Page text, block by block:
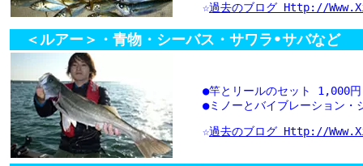
☆過去のブログ Http://
＜ルアー＞・青物・シーバス・サワラ•サバなど
●竿とリールのセット 1,000
●ミノーとバイブレーション
☆過去のブログ Http://